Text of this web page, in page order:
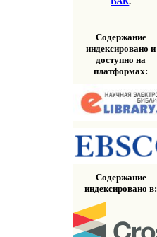
Содержание
индексировано и
доступно на
платформах:
Содержание
индексировано в: